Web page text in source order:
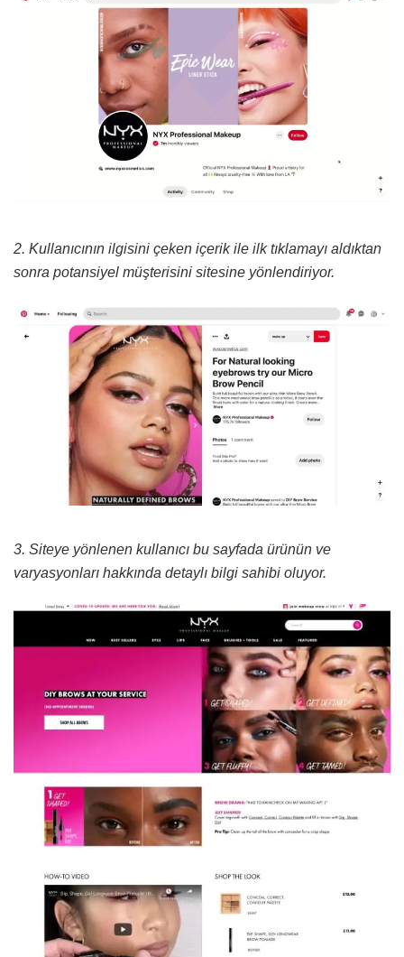
2. Kullanıcının ilgisini çeken içerik ile ilk tıklamayı aldıktan
sonra potansiyel müşterisini sitesine yönlendiriyor.
3. Siteye yönlenen kullanıcı bu sayfada ürünün ve
varyasyonları hakkında detaylı bilgi sahibi oluyor.